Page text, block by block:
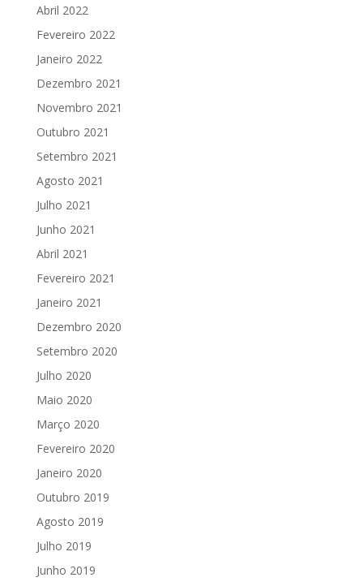
Abril 2022
Fevereiro 2022
Janeiro 2022
Dezembro 2021
Novembro 2021
Outubro 2021
Setembro 2021
Agosto 2021
Julho 2021
Junho 2021
Abril 2021
Fevereiro 2021
Janeiro 2021
Dezembro 2020
Setembro 2020
Julho 2020
Maio 2020
Março 2020
Fevereiro 2020
Janeiro 2020
Outubro 2019
Agosto 2019
Julho 2019
Junho 2019